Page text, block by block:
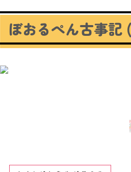
ぼおるぺん古事記